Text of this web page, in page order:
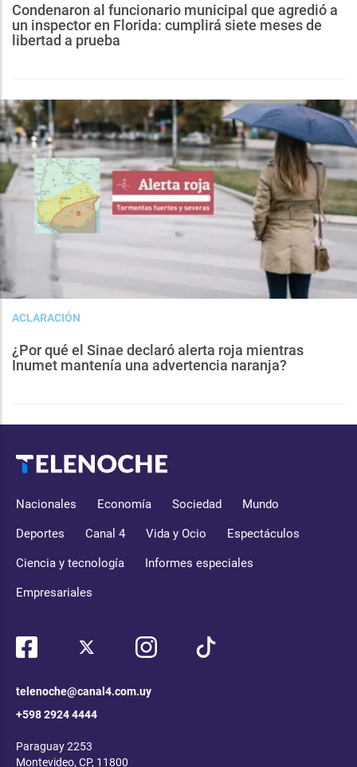
Condenaron al funcionario municipal que agredió a
un inspector en Florida: cumplirá siete meses de
libertad a prueba
ACLARACIÓN
¿Por qué el Sinae declaró alerta roja mientras
Inumet mantenía una advertencia naranja?
Nacionales Economía Sociedad Mundo
Deportes Canal 4 Vida y Ocio Espectáculos
Ciencia y tecnología Informes especiales
Empresariales
telenoche@canal4.com.uy
+598 2924 4444
Paraguay 2253
Montevideo, CP, 11800